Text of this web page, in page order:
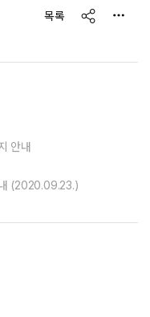
목록 share
안내
(2020.09.23.)